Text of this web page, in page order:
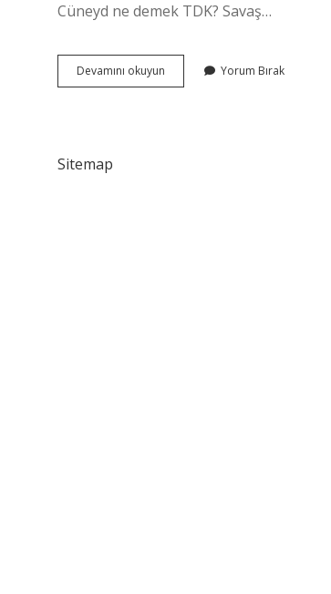
Cüneyd ne demek TDK? Savaş…
Devamını okuyun
Ne
Yorum Bırak
Sitemap